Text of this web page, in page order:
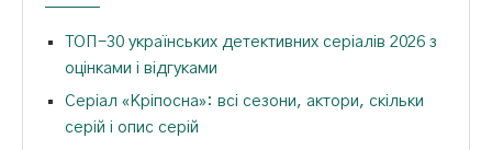
ТОП-30 українських детективних серіалів 2026 з
оцінками і відгуками
Серіал «Кріпосна»: всі сезони, актори, скільки
серій і опис серій